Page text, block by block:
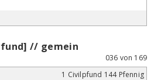
// gemein
036 von 169
1 Civilpfund 144 Pfennig